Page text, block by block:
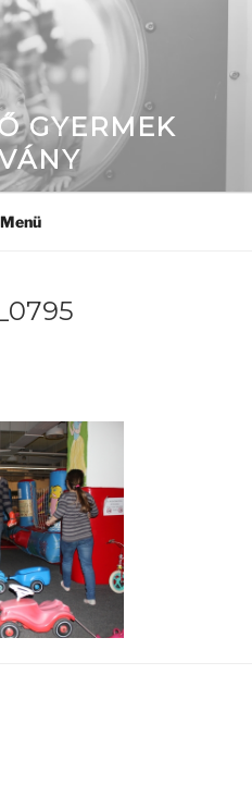
GYERMEK
Menü